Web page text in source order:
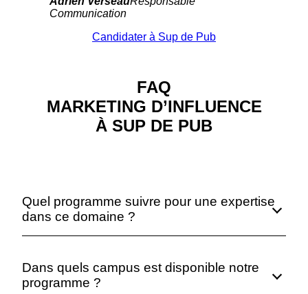
Communication
Candidater à Sup de Pub
FAQ
MARKETING D’INFLUENCE
À SUP DE PUB
Quel programme suivre pour une expertise
dans ce domaine ?
Dans quels campus est disponible notre
programme ?